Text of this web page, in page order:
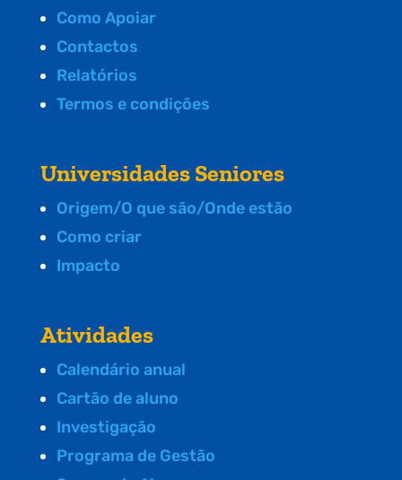
Como Apoiar
Contactos
Relatórios
Termos e condições
Universidades Seniores
Origem/O que são/Onde estão
Como criar
Impacto
Atividades
Calendário anual
Cartão de aluno
Investigação
Programa de Gestão